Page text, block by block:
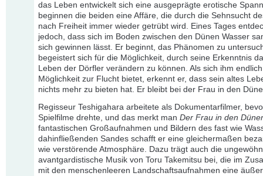
das Leben entwickelt sich eine ausgeprägte erotische
beginnen die beiden eine Affäre, die durch die Sehnsucht
nach Freiheit immer wieder getrübt wird. Eines Tages
jedoch, dass sich im Boden zwischen den Dünen Wasser
sich gewinnen lässt. Er beginnt, das Phänomen zu
begeistert sich für die Möglichkeit, durch seine Erkenntnis
Leben der Dörfler verändern zu können. Als sich ihm
Möglichkeit zur Flucht bietet, erkennt er, dass sein altes
nichts mehr zu bieten hat. Er bleibt bei der Frau in den
Regisseur Teshigahara arbeitete als Dokumentarfilmer,
Spielfilme drehte, und das merkt man Der Frau in den
fantastischen Großaufnahmen und Bildern des fast wie
dahinfließenden Sandes schafft er eine gleichermaßen
wie verstörende Atmosphäre. Dazu trägt auch die
avantgardistische Musik von Toru Takemitsu bei, die im
mit den menschenleeren Landschaftsaufnahmen eine